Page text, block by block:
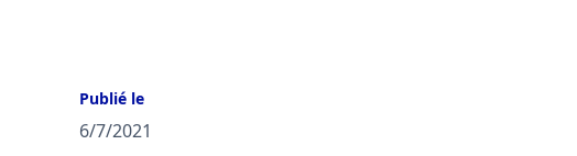
Publié le
6/7/2021